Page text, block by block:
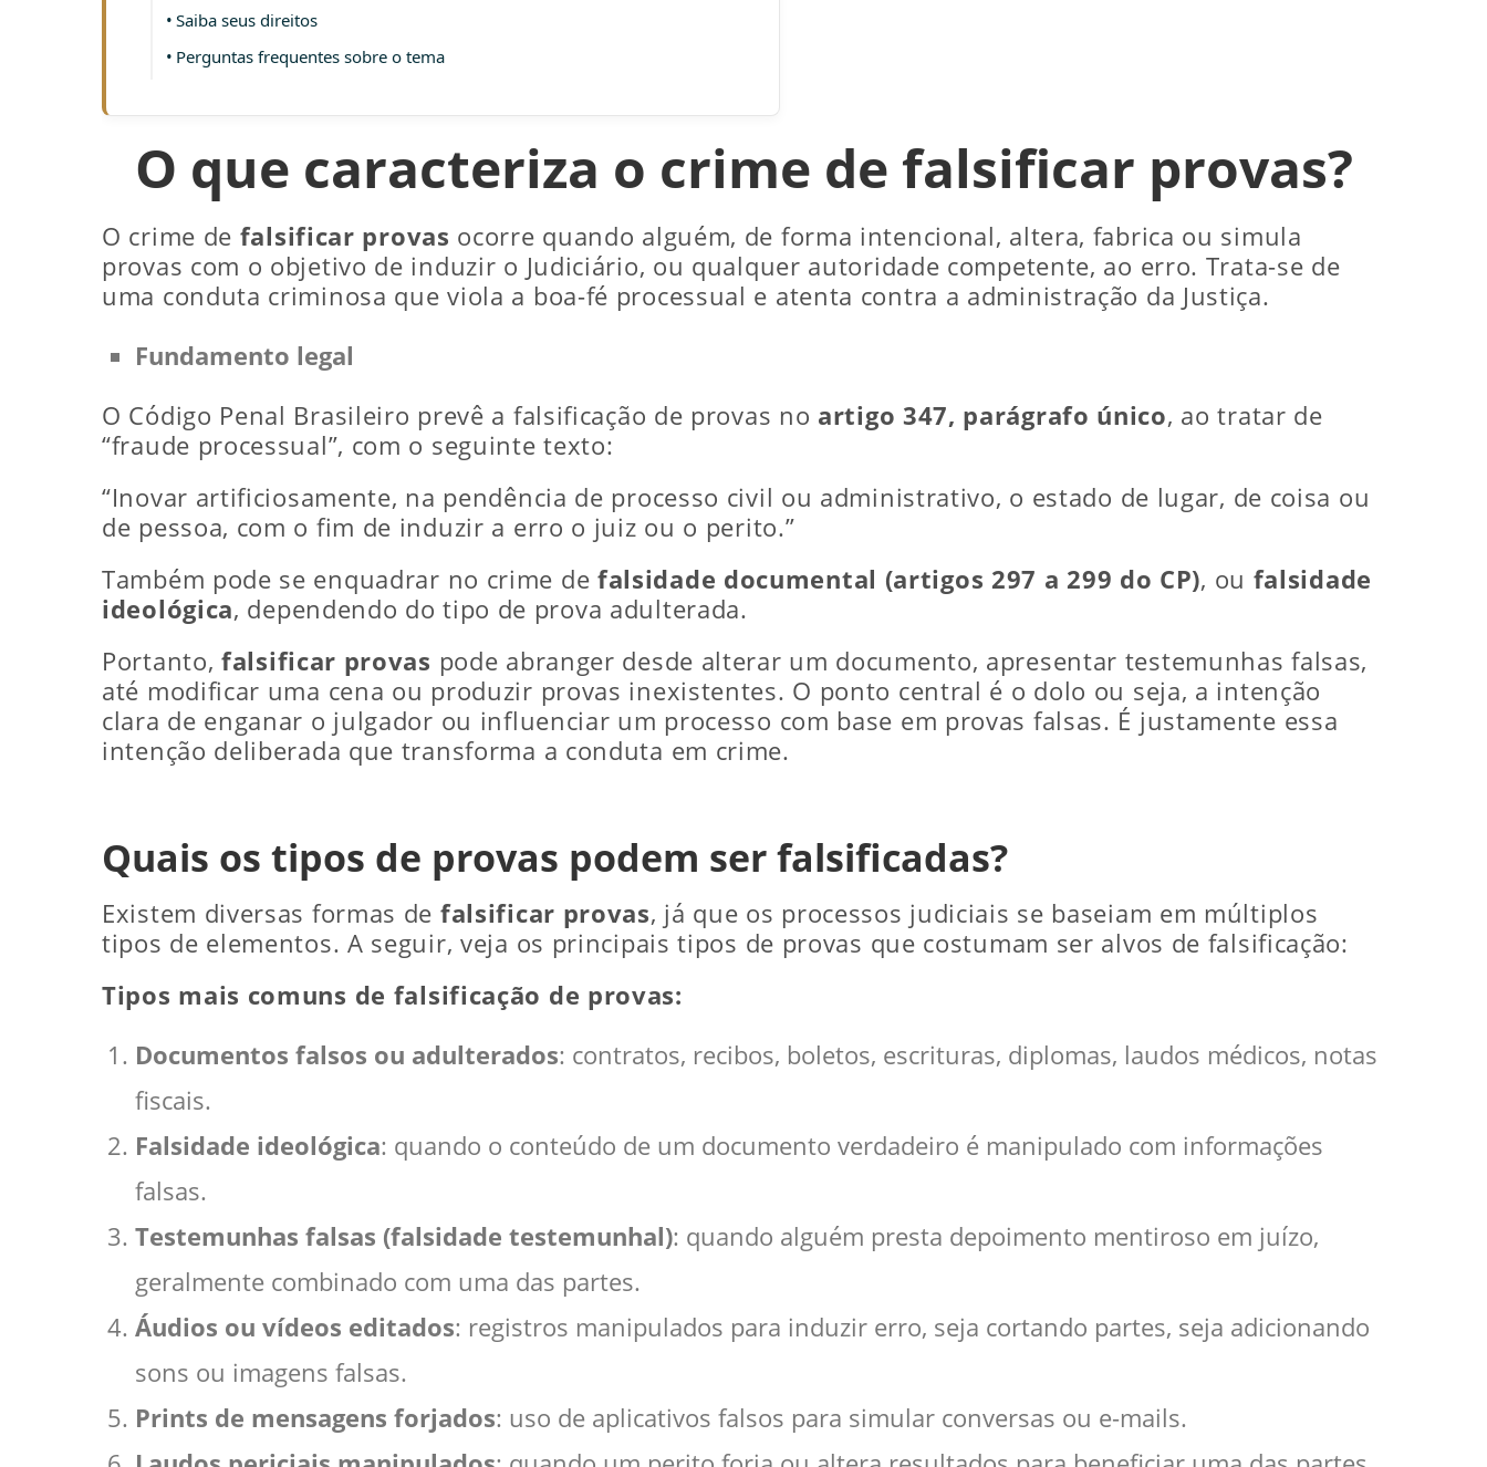
Saiba seus direitos
Perguntas frequentes sobre o tema
O que caracteriza o crime de falsificar provas?
O crime de falsificar provas ocorre quando alguém, de forma intencional, altera, fabrica ou simula
provas com o objetivo de induzir o Judiciário, ou qualquer autoridade competente, ao erro. Trata-se de
uma conduta criminosa que viola a boa-fé processual e atenta contra a administração da Justiça.
Fundamento legal
O Código Penal Brasileiro prevê a falsificação de provas no artigo 347, parágrafo único, ao tratar de
“fraude processual”, com o seguinte texto:
“Inovar artificiosamente, na pendência de processo civil ou administrativo, o estado de lugar, de coisa ou
de pessoa, com o fim de induzir a erro o juiz ou o perito.”
Também pode se enquadrar no crime de falsidade documental (artigos 297 a 299 do CP), ou falsidade
ideológica, dependendo do tipo de prova adulterada.
Portanto, falsificar provas pode abranger desde alterar um documento, apresentar testemunhas falsas,
até modificar uma cena ou produzir provas inexistentes. O ponto central é o dolo ou seja, a intenção
clara de enganar o julgador ou influenciar um processo com base em provas falsas. É justamente essa
intenção deliberada que transforma a conduta em crime.
Quais os tipos de provas podem ser falsificadas?
Existem diversas formas de falsificar provas, já que os processos judiciais se baseiam em múltiplos
tipos de elementos. A seguir, veja os principais tipos de provas que costumam ser alvos de falsificação:
Tipos mais comuns de falsificação de provas:
Documentos falsos ou adulterados: contratos, recibos, boletos, escrituras, diplomas, laudos médicos, notas
fiscais.
Falsidade ideológica: quando o conteúdo de um documento verdadeiro é manipulado com informações
falsas.
Testemunhas falsas (falsidade testemunhal): quando alguém presta depoimento mentiroso em juízo,
geralmente combinado com uma das partes.
Áudios ou vídeos editados: registros manipulados para induzir erro, seja cortando partes, seja adicionando
sons ou imagens falsas.
Prints de mensagens forjados: uso de aplicativos falsos para simular conversas ou e-mails.